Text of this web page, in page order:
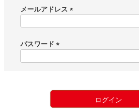
メールアドレス
)
パスワード
ログイン